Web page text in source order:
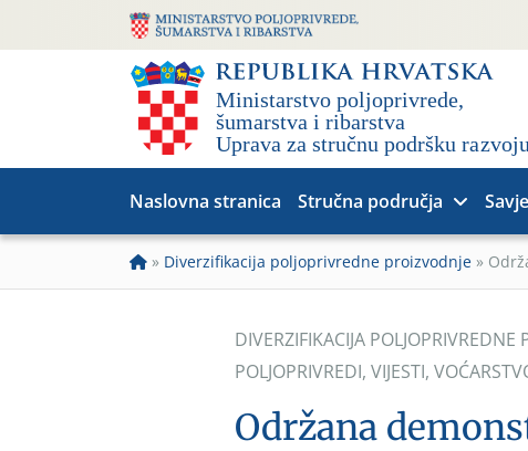
Naslovna stranica Stručna područja
» Diverzifikacija poljoprivredne proizvodnje »
DIVERZIFIKACIJA POLJOPRIVREDNE
POLJOPRIVREDI, VIJESTI,
Održana